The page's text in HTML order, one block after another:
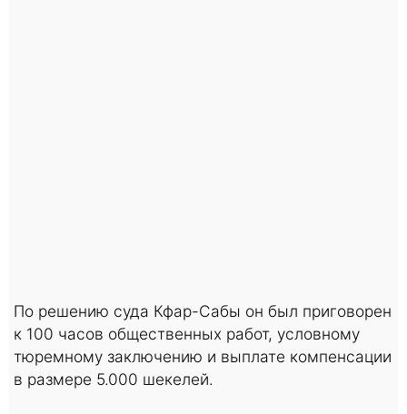
По решению суда Кфар-Сабы он был приговорен
к 100 часов общественных работ, условному
тюремному заключению и выплате компенсации
в размере 5.000 шекелей.